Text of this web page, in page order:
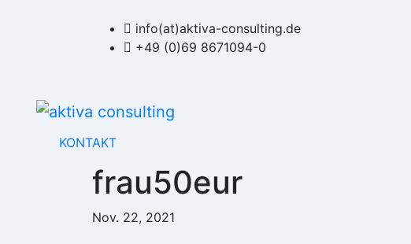
info(at)aktiva-consulting.de
+49 (0)69 8671094-0
KONTAKT
frau50eur
Nov. 22, 2021